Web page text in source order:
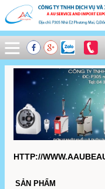
HTTP://
SẢN PHẨM